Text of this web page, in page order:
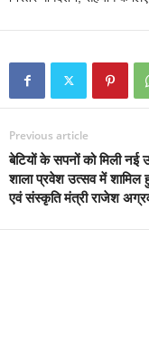
Previous article
बेटियों के सपनों को मिली नई
शाला प्रवेश उत्सव में शामिल
एवं संस्कृति मंत्री राजेश